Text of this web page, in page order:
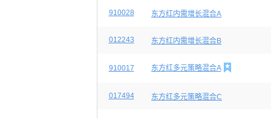
910028 东方红内需增长混合A
012243 东方红内需增长混合B
910017 东方红多元策略混合A 
017494 东方红多元策略混合C